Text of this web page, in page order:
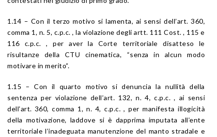
1.14 – Con il terzo motivo si lamenta, ai sensi dell’art. 360,
comma 1, n. 5, c.p.c. , la violazione degli artt. 111 Cost. , 115 e
116 c.p.c. , per aver la Corte territoriale disatteso le
risultanze della CTU cinematica, “senza in alcun modo
motivare in merito”.
1.15 – Con il quarto motivo si denuncia la nullità della
sentenza per violazione dell’art. 132, n. 4, c.p.c. , ai sensi
dell’art. 360, comma 1, n. 4, c.p.c. , per manifesta illogicità
della motivazione, laddove si è dapprima imputata all’ente
territoriale l’inadeguata manutenzione del manto stradale e